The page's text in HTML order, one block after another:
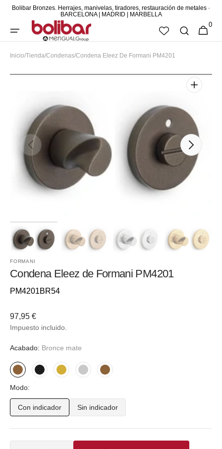
CONTENIDO
Bolibar Bronzes. Herrajes, manivelas, tiradores, restauración de metales ·
BARCELONA | MADRID | MARBELLA
CESTA
0
Inicio/Tienda/Condenas/Condena Eleez De Formani PM4201
Abrir
multimedia
destacado
FORMANI
Condena Eleez de Formani PM4201
Referencia::
PM4201BR54
Precio
habitual
97,95 €
Impuesto incluido.
Acabado: Bronce mate
Bronce
mate
Negro
PVD
mate
Dorado
mate
Plateado
Inox
mate
Bronce
PVD
claro
Modo:
Con indicador
agotada
o
Sin indicador
agotada
o